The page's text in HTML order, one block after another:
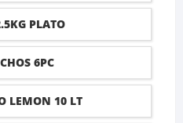
PLATO
6PC
LEMON 10 LT